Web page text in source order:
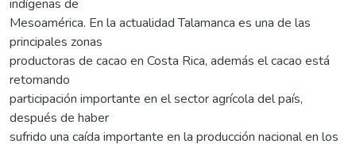
indígenas de
Mesoamérica. En la actualidad Talamanca es una de las
principales zonas
productoras de cacao en Costa Rica, además el cacao está
retomando
participación importante en el sector agrícola del país,
después de haber
sufrido una caída importante en la producción nacional en los